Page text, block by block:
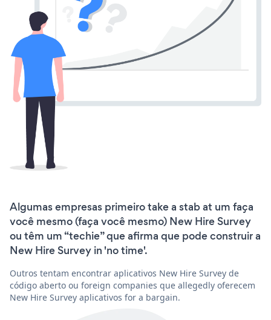
Algumas empresas primeiro take a stab at um faça
você mesmo (faça você mesmo) New Hire Survey
ou têm um “techie” que afirma que pode construir a
New Hire Survey in 'no time'.
Outros tentam encontrar aplicativos New Hire Survey de
código aberto ou foreign companies que allegedly oferecem
New Hire Survey aplicativos for a bargain.